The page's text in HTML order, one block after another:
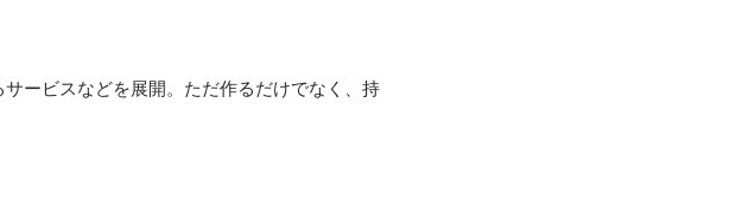
ービスなどを展開。ただ作るだけでなく、持